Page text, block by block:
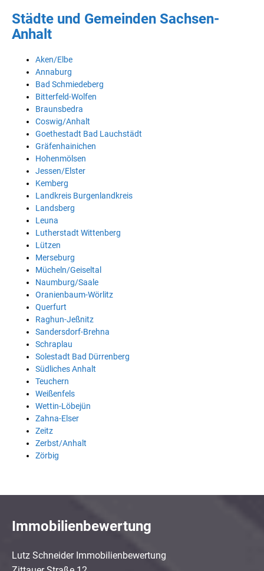
Städte und Gemeinden Sachsen-
Anhalt
Aken/Elbe
Annaburg
Bad Schmiedeberg
Bitterfeld-Wolfen
Braunsbedra
Coswig/Anhalt
Goethestadt Bad Lauchstädt
Gräfenhainichen
Hohenmölsen
Jessen/Elster
Kemberg
Landkreis Burgenlandkreis
Landsberg
Leuna
Lutherstadt Wittenberg
Lützen
Merseburg
Mücheln/Geiseltal
Naumburg/Saale
Oranienbaum-Wörlitz
Querfurt
Raghun-Jeßnitz
Sandersdorf-Brehna
Schraplau
Solestadt Bad Dürrenberg
Südliches Anhalt
Teuchern
Weißenfels
Wettin-Löbejün
Zahna-Elser
Zeitz
Zerbst/Anhalt
Zörbig
Immobilienbewertung
Lutz Schneider Immobilienbewertung